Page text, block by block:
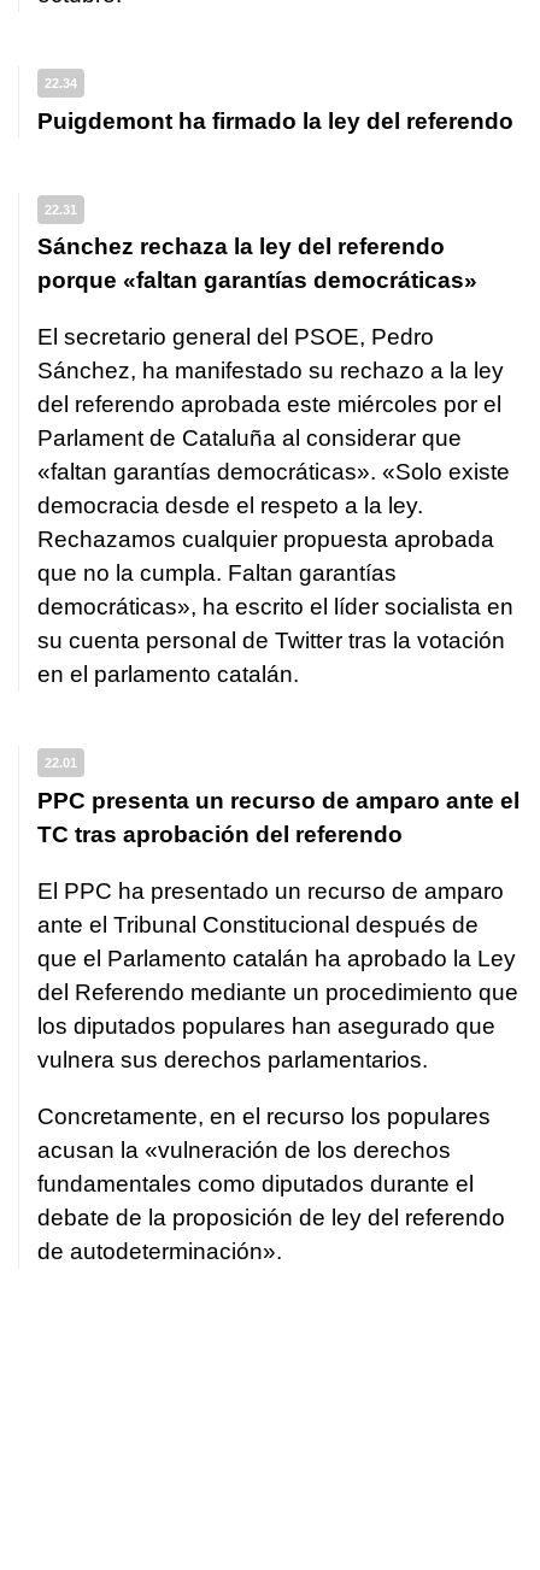
22.34
Puigdemont ha firmado la ley del referendo
22.31
Sánchez rechaza la ley del referendo
porque «faltan garantías democráticas»
El secretario general del PSOE, Pedro
Sánchez, ha manifestado su rechazo a la ley
del referendo aprobada este miércoles por el
Parlament de Cataluña al considerar que
«faltan garantías democráticas». «Solo existe
democracia desde el respeto a la ley.
Rechazamos cualquier propuesta aprobada
que no la cumpla. Faltan garantías
democráticas», ha escrito el líder socialista en
su cuenta personal de Twitter tras la votación
en el parlamento catalán.
22.01
PPC presenta un recurso de amparo ante el
TC tras aprobación del referendo
El PPC ha presentado un recurso de amparo
ante el Tribunal Constitucional después de
que el Parlamento catalán ha aprobado la Ley
del Referendo mediante un procedimiento que
los diputados populares han asegurado que
vulnera sus derechos parlamentarios.
Concretamente, en el recurso los populares
acusan la «vulneración de los derechos
fundamentales como diputados durante el
debate de la proposición de ley del referendo
de autodeterminación».